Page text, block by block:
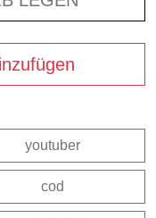
youtuber
cod